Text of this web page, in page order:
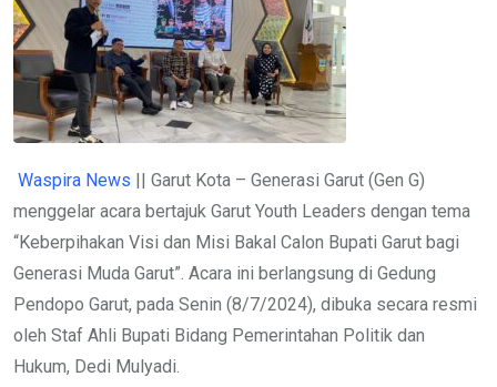
Waspira News || Garut Kota – Generasi Garut (Gen G)
menggelar acara bertajuk Garut Youth Leaders dengan tema
“Keberpihakan Visi dan Misi Bakal Calon Bupati Garut bagi
Generasi Muda Garut”. Acara ini berlangsung di Gedung
Pendopo Garut, pada Senin (8/7/2024), dibuka secara resmi
oleh Staf Ahli Bupati Bidang Pemerintahan Politik dan
Hukum, Dedi Mulyadi.